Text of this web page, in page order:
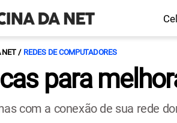
NET REDES DE COMPUTADORES
para
com a conexão de sua rede